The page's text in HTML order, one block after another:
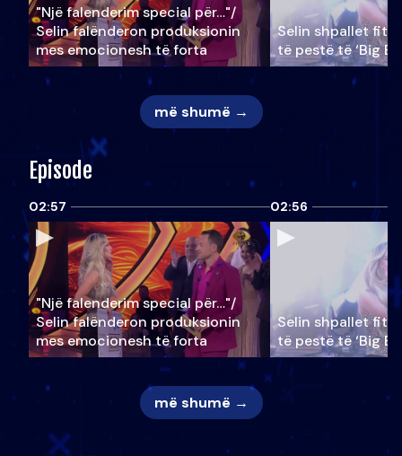
"Një falenderim special për…"/
Selin falënderon produksionin
mes emocionesh të forta
Selin shpallet
të pestë të ‘Big
më shumë →
Episode
02:57
"Një falenderim special për…"/
Selin falënderon produksionin
mes emocionesh të forta
02:56
Selin shpallet
të pestë të ‘Big
më shumë →